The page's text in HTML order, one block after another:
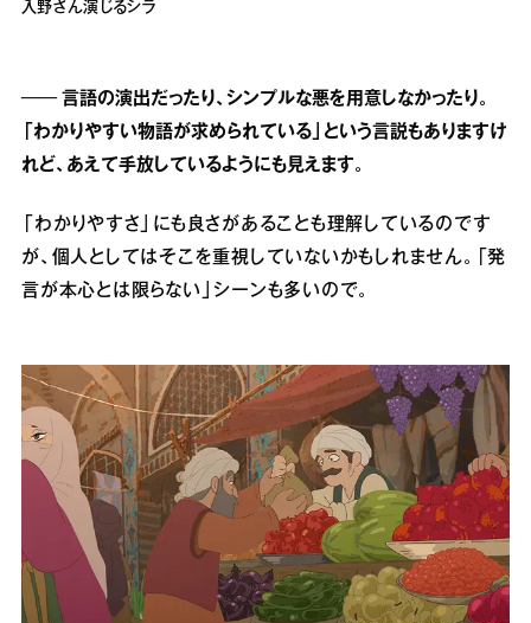
入野さん演じるシラ
── 言語の演出だったり、シンプルな悪を用意しなかったり。
「わかりやすい物語が求められている」という言説もありますけ
れど、あえて手放しているようにも見えます。
「わかりやすさ」にも良さがあることも理解しているのです
が、個人としてはそこを重視していないかもしれません。「発
言が本心とは限らない」シーンも多いので。